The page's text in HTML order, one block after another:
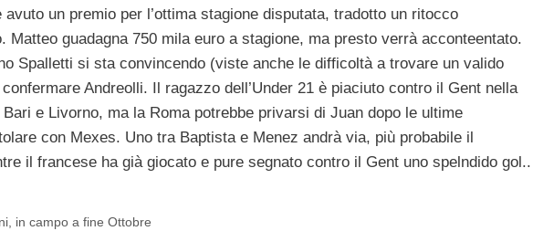
avuto un premio per l’ottima stagione disputata, tradotto un ritocco
Matteo guadagna 750 mila euro a stagione, ma presto verrà acconteentato.
Spalletti si sta convincendo (viste anche le difficoltà a trovare un valido
Andreolli. Il ragazzo dell’Under 21 è piaciuto contro il Gent nella
e Livorno, ma la Roma potrebbe privarsi di Juan dopo le ultime
con Mexes. Uno tra Baptista e Menez andrà via, più probabile il
il francese ha già giocato e pure segnato contro il Gent uno spelndido gol..
in campo a fine Ottobre